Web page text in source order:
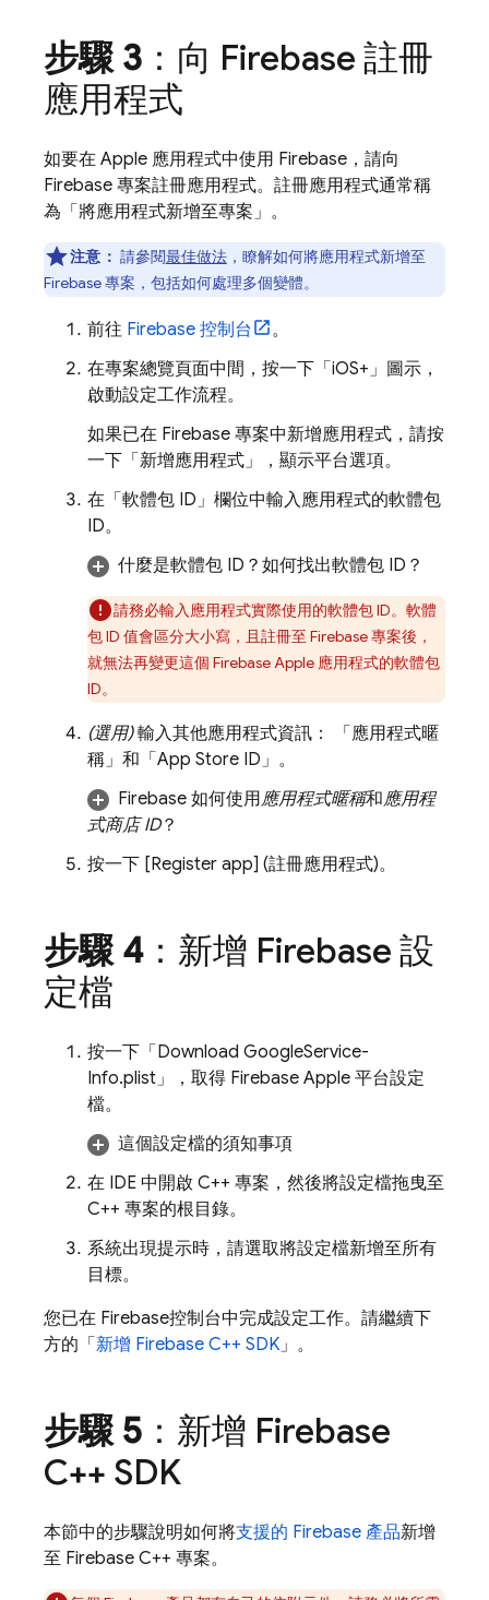
步驟 3 ：向 Firebase 註冊
應用程式
如要在 Apple 應用程式中使用 Firebase，請向
Firebase 專案註冊應用程式。註冊應用程式通常稱
為「將應用程式新增至專案」。
注意： 請參閱最佳做法，瞭解如何將應用程式新增至
Firebase 專案，包括如何處理多個變體。
前往 Firebase 控制台
。
在專案總覽頁面中間，按一下「iOS+」 圖示，
啟動設定工作流程。
如果已在 Firebase 專案中新增應用程式，請按
一下「新增應用程式」
，顯示平台選項。
在「軟體包 ID」 欄位中輸入應用程式的軟體包
ID。
什麼是軟體包 ID？如何找出軟體包 ID？
請務必輸入應用程式實際使用的軟體包 ID。軟體
包 ID 值會區分大小寫，且註冊至 Firebase 專案後，
就無法再變更這個 Firebase Apple 應用程式的軟體包
ID。
(選用)輸入其他應用程式資訊： 「應用程式暱
稱」 和「App Store ID」 。
Firebase 如何使用應用程式暱稱和應用程
式商店 ID？
按一下 [Register app] (註冊應用程式)。
步驟 4：新增 Firebase 設
定檔
按一下「Download GoogleService-
Info.plist」
，取得 Firebase Apple 平台設定
檔。
這個設定檔的須知事項
在 IDE 中開啟 C++ 專案，然後將設定檔拖曳至
C++ 專案的根目錄。
系統出現提示時，請選取將設定檔新增至所有
目標。
您已在 Firebase控制台中完成設定工作。請繼續下
方的「 新增 Firebase C++ SDK」。
步驟 5 ：新增 Firebase
C++ SDK
本節中的步驟說明如何將支援的 Firebase 產品新增
至 Firebase C++ 專案。